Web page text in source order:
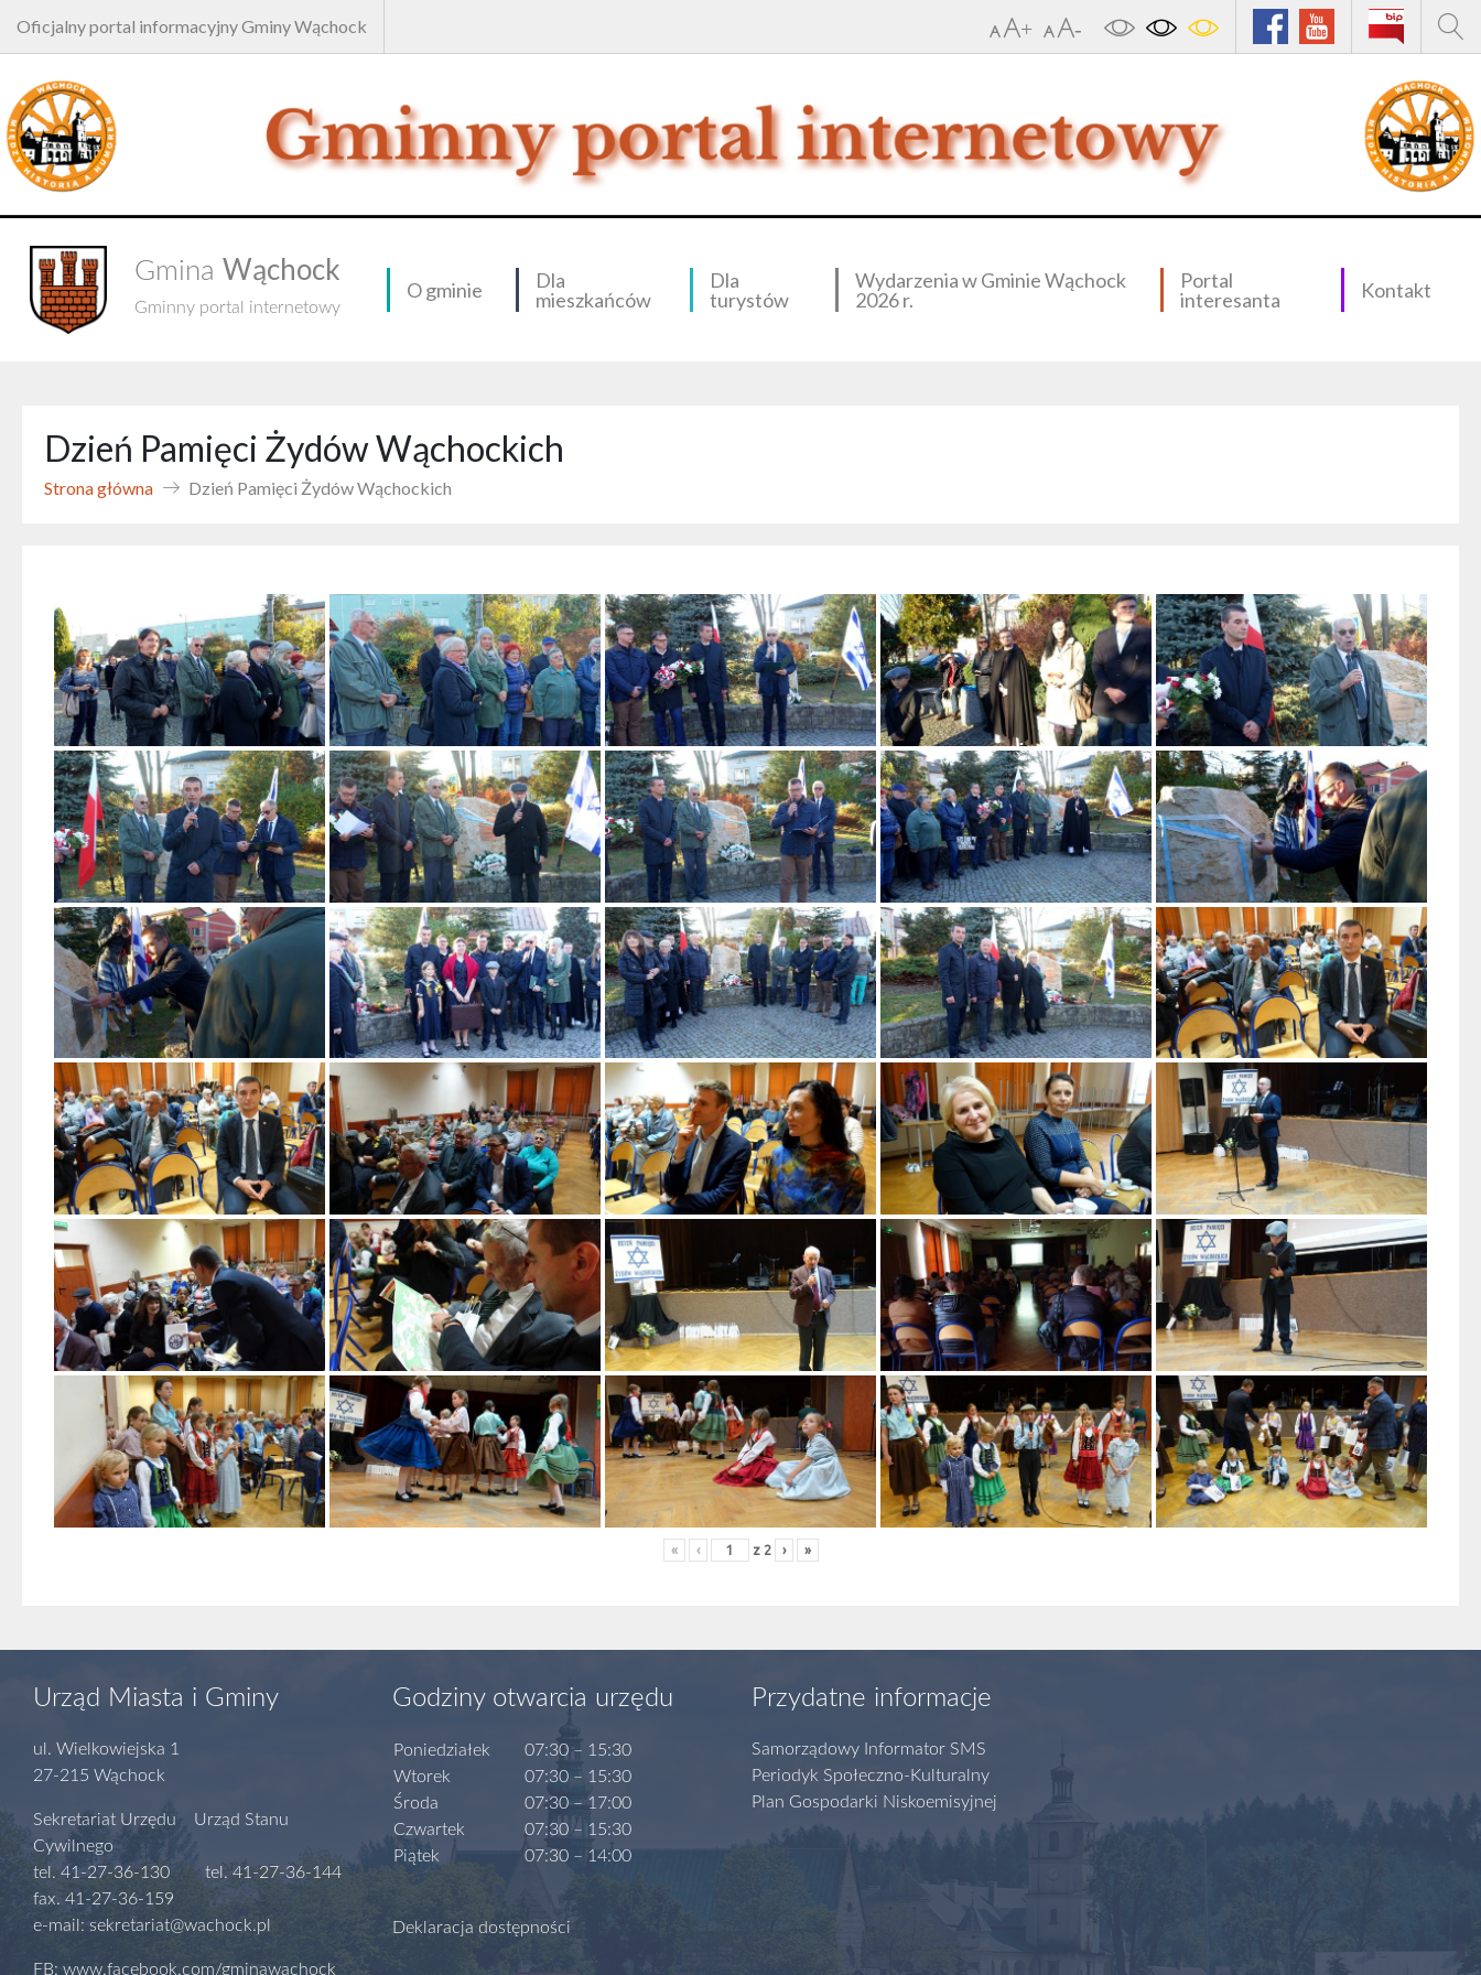
Oficjalny portal informacyjny Gminy Wąchock
Gmina Wąchock
Gminny portal internetowy
O gminie
Dla
mieszkańców
Dla
turystów
Wydarzenia w Gminie Wąchock
2026 r.
Portal
interesanta
Kontakt
Dzień Pamięci Żydów Wąchockich
Strona główna Dzień Pamięci Żydów Wąchockich
« ‹ z 2 › »
Urząd Miasta i Gminy
ul. Wielkowiejska 1
27-215 Wąchock
Sekretariat Urzędu Urząd Stanu
Cywilnego
tel. 41-27-36-130 tel. 41-27-36-144
fax. 41-27-36-159
e-mail: sekretariat@wachock.pl
FB: www.facebook.com/gminawachock
Godziny otwarcia urzędu
Poniedziałek
Wtorek
Środa
Czwartek
Piątek
07:30 – 15:30
07:30 – 15:30
07:30 – 17:00
07:30 – 15:30
07:30 – 14:00
Deklaracja dostępności
Przydatne informacje
Samorządowy Informator SMS
Periodyk Społeczno-Kulturalny
Plan Gospodarki Niskoemisyjnej